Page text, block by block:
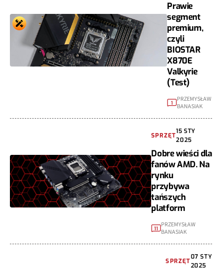
Prawie
segment
premium,
czyli
BIOSTAR
X870E
Valkyrie
(Test)
1
PRZEMYSŁAW
BANASIAK
SPRZĘT
15 STY
2025
Dobre wieści dla
fanów AMD. Na
rynku
przybywa
tańszych
platform
11
PRZEMYSŁAW
BANASIAK
SPRZĘT
07 STY
2025